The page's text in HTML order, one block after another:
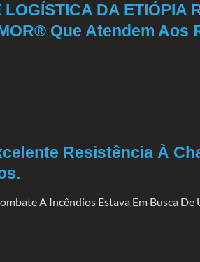
LOGÍSTICA DA
Que Atendem Aos
Resistência À
A Incêndios Estava Em Busca